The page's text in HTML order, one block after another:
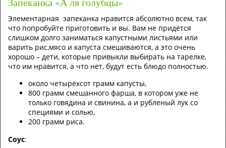
Элементарная запеканка нравится абсолютно всем, так
что попробуйте приготовить и вы. Вам не придётся
слишком долго заниматься капустными листьями или
варить рис,мясо и капуста смешиваются, а это очень
хорошо – дети, которые привыкли выбирать на тарелке,
что им нравится, а что нет, будут есть блюдо полностью.
около четырёхсот грамм капусты,
800 грамм смешанного фарша, в котором уже не
только говядина и свинина, а и рубленый лук со
специями и солью,
200 грамм риса.
Соус: